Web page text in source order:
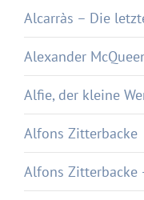
Alcarràs – Die
Alexander
Alfie, der kleine
Alfons Zitterbacke
Alfons Zitterbacke